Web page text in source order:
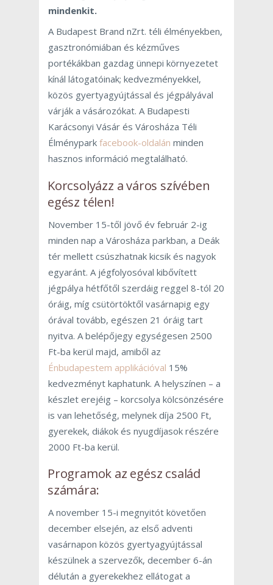
mindenkit.
A Budapest Brand nZrt. téli élményekben,
gasztronómiában és kézműves
portékákban gazdag ünnepi környezetet
kínál látogatóinak; kedvezményekkel,
közös gyertyagyújtással és jégpályával
várják a vásározókat. A Budapesti
Karácsonyi Vásár és Városháza Téli
Élménypark facebook-oldalán minden
hasznos információ megtalálható.
Korcsolyázz a város szívében
egész télen!
November 15-től jövő év február 2-ig
minden nap a Városháza parkban, a Deák
tér mellett csúszhatnak kicsik és nagyok
egyaránt. A jégfolyosóval kibővített
jégpálya hétfőtől szerdáig reggel 8-tól 20
óráig, míg csütörtöktől vasárnapig egy
órával tovább, egészen 21 óráig tart
nyitva. A belépőjegy egységesen 2500
Ft-ba kerül majd, amiből az
Énbudapestem applikációval 15%
kedvezményt kaphatunk. A helyszínen – a
készlet erejéig – korcsolya kölcsönzésére
is van lehetőség, melynek díja 2500 Ft,
gyerekek, diákok és nyugdíjasok részére
2000 Ft-ba kerül.
Programok az egész család
számára:
A november 15-i megnyitót követően
december elsején, az első adventi
vasárnapon közös gyertyagyújtással
készülnek a szervezők, december 6-án
délután a gyerekekhez ellátogat a